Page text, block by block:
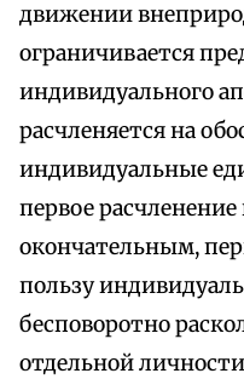
движении
ограничивается
индивидуального
расчленяется на
индивидуальные
первое
окончательным,
пользу
бесповоротно
отдельной